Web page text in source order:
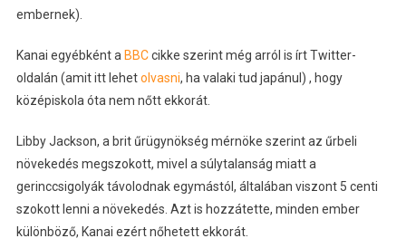
embernek).
Kanai egyébként a BBCcikke szerint még arról is írt Twitter-
oldalán (amit itt lehetolvasni, ha valaki tud japánul) , hogy
középiskola óta nem nőtt ekkorát.
Libby Jackson, a brit űrügynökség mérnöke szerint az űrbeli
növekedés megszokott, mivel a súlytalanság miatt a
gerinccsigolyák távolodnak egymástól, általában viszont 5 centi
szokott lenni a növekedés. Azt is hozzátette, minden ember
különböző, Kanai ezért nőhetett ekkorát.